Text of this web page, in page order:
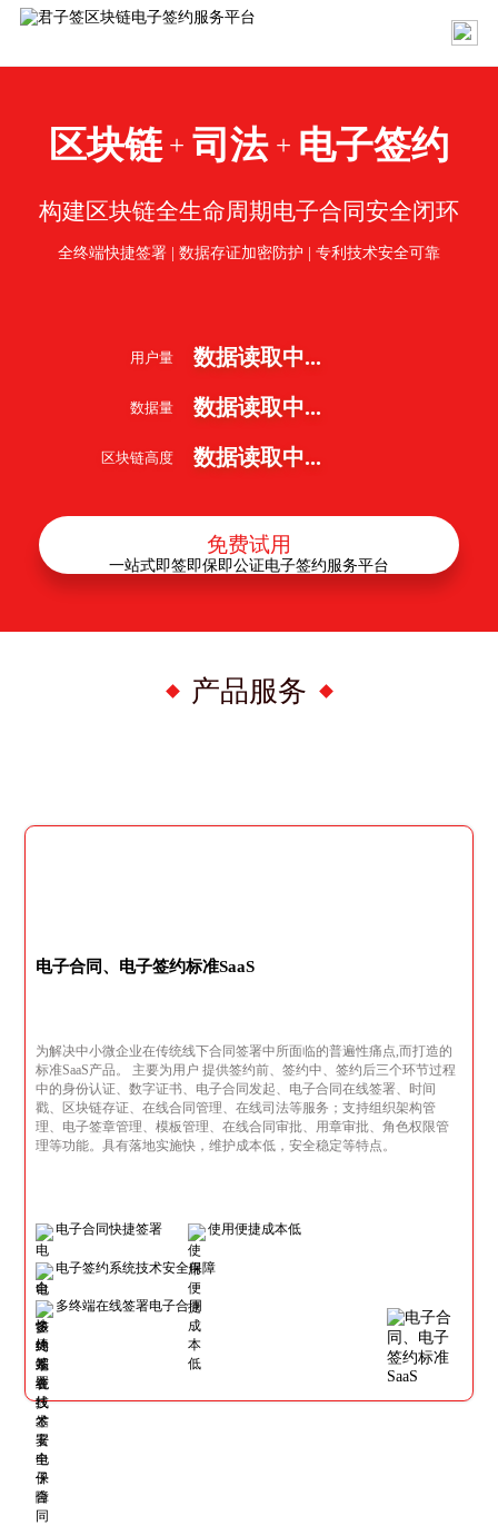
区块链 + 司法 + 电子签约
构建区块链全生命周期电子合同安全闭环
全终端快捷签署 | 数据存证加密防护 | 专利技术安全可靠
用户量 数据读取中...
数据量 数据读取中...
区块链高度 数据读取中...
免费试用
产品服务
一站式即签即保即公证电子签约服务平台
电子合同、电子签约标准SaaS
为解决中小微企业在传统线下合同签署中所面临的普遍性痛点,而打造的
标准SaaS产品。 主要为用户 提供签约前、签约中、签约后三个环节过程
中的身份认证、数字证书、电子合同发起、电子合同在线签署、时间
戳、区块链存证、在线合同管理、在线司法等服务；支持组织架构管
理、电子签章管理、模板管理、在线合同审批、用章审批、角色权限管
理等功能。具有落地实施快，维护成本低，安全稳定等特点。
电子合同快捷签署 使用便捷成本低
电子签约系统技术安全保障
多终端在线签署电子合同